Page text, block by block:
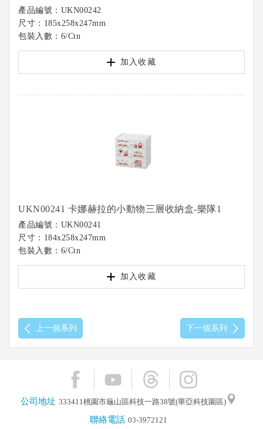
上一個系列 下一個系列
產品編號：UKN00242
尺寸：185x258x247mm
包裝入數：6/Ctn
加入收藏
UKN00241 卡娜赫拉的小動物三層收納盒-樂隊1
產品編號：UKN00241
尺寸：184x258x247mm
包裝入數：6/Ctn
加入收藏
公司地址 333411桃園市龜山區科技一路38號(華亞科技園區)
聯絡電話 03-3972121